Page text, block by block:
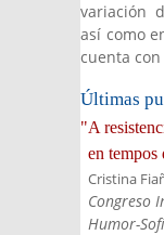
variación
así como
cuenta
Últimas
"A
en tempos
Cristina
Congreso
Humor-